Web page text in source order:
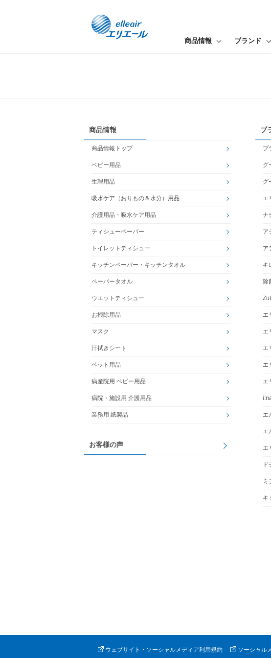
商品情報 ブランド
商品情報
商品情報トップ
ベビー用品
生理用品
吸水ケア（おりもの＆水分）用品
介護用品・吸水ケア用品
ティシューペーパー
トイレットティシュー
キッチンペーパー・キッチンタオル
ペーパータオル
ウエットティシュー
お掃除用品
マスク
汗拭きシート
ペット用品
病産院用 ベビー用品
病院・施設用 介護用品
業務用 紙製品
お客様の声
ブ
ブ
グ
グ
エ
ナ
ア
ア
キ
除
エ
エ
エ
エ
エ
エ
エ
エ
ド
ミ
キ
ウェブサイト・ソーシャルメディア利用規約 ソーシャル